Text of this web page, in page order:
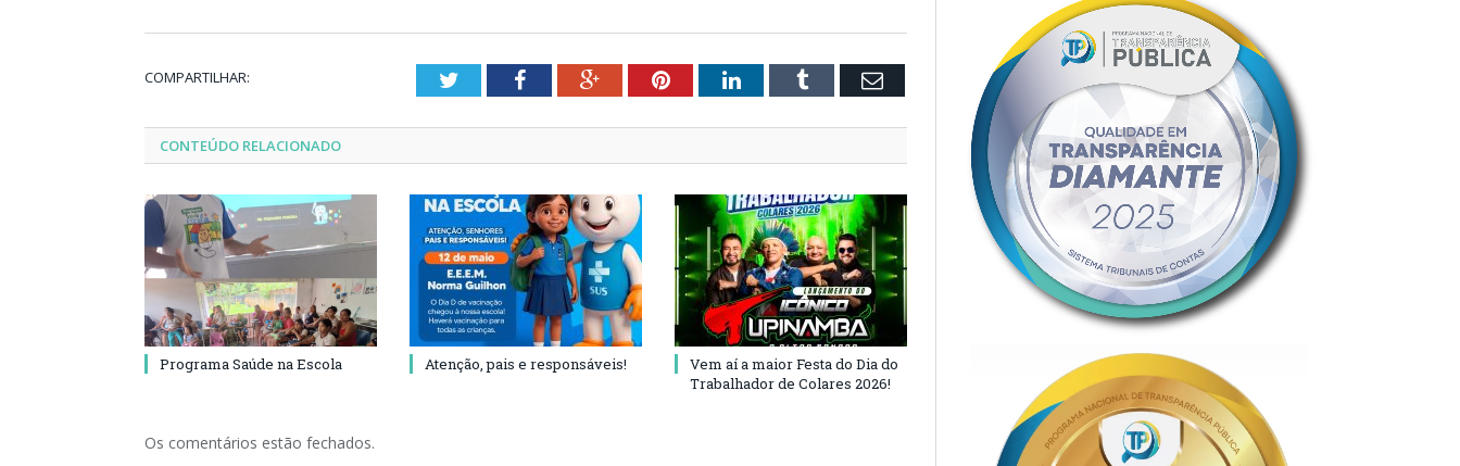
COMPARTILHAR: TwitterFacebookGoogle+PinterestLinkedInTumblr Email
CONTEÚDO RELACIONADO
Programa Saúde na Escola Atenção, pais e responsáveis!
Vem aí a maior Festa do Dia do
Trabalhador de Colares 2026!
Os comentários estão fechados.